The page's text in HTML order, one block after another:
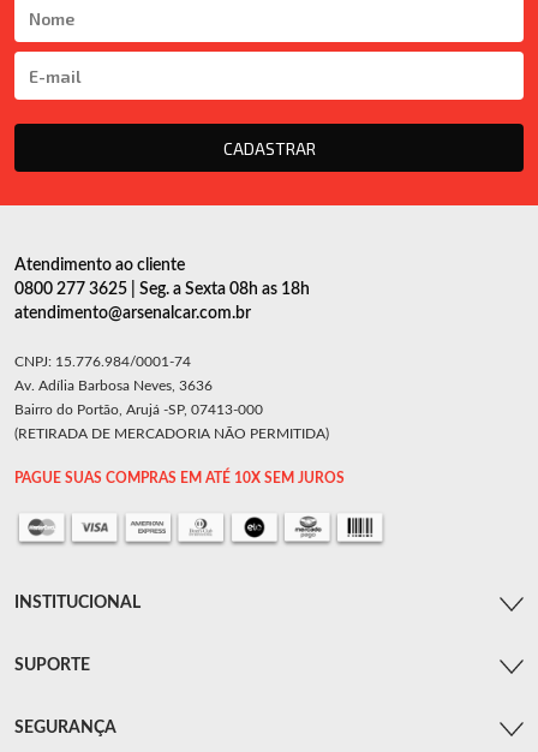
CADASTRAR
Atendimento ao cliente
0800 277 3625 | Seg. a Sexta 08h as 18h
atendimento@arsenalcar.com.br
CNPJ: 15.776.984/0001-74
Av. Adília Barbosa Neves, 3636
Bairro do Portão, Arujá -SP, 07413-000
(RETIRADA DE MERCADORIA NÃO PERMITIDA)
PAGUE SUAS COMPRAS EM ATÉ 10X SEM JUROS
INSTITUCIONAL
SUPORTE
SEGURANÇA